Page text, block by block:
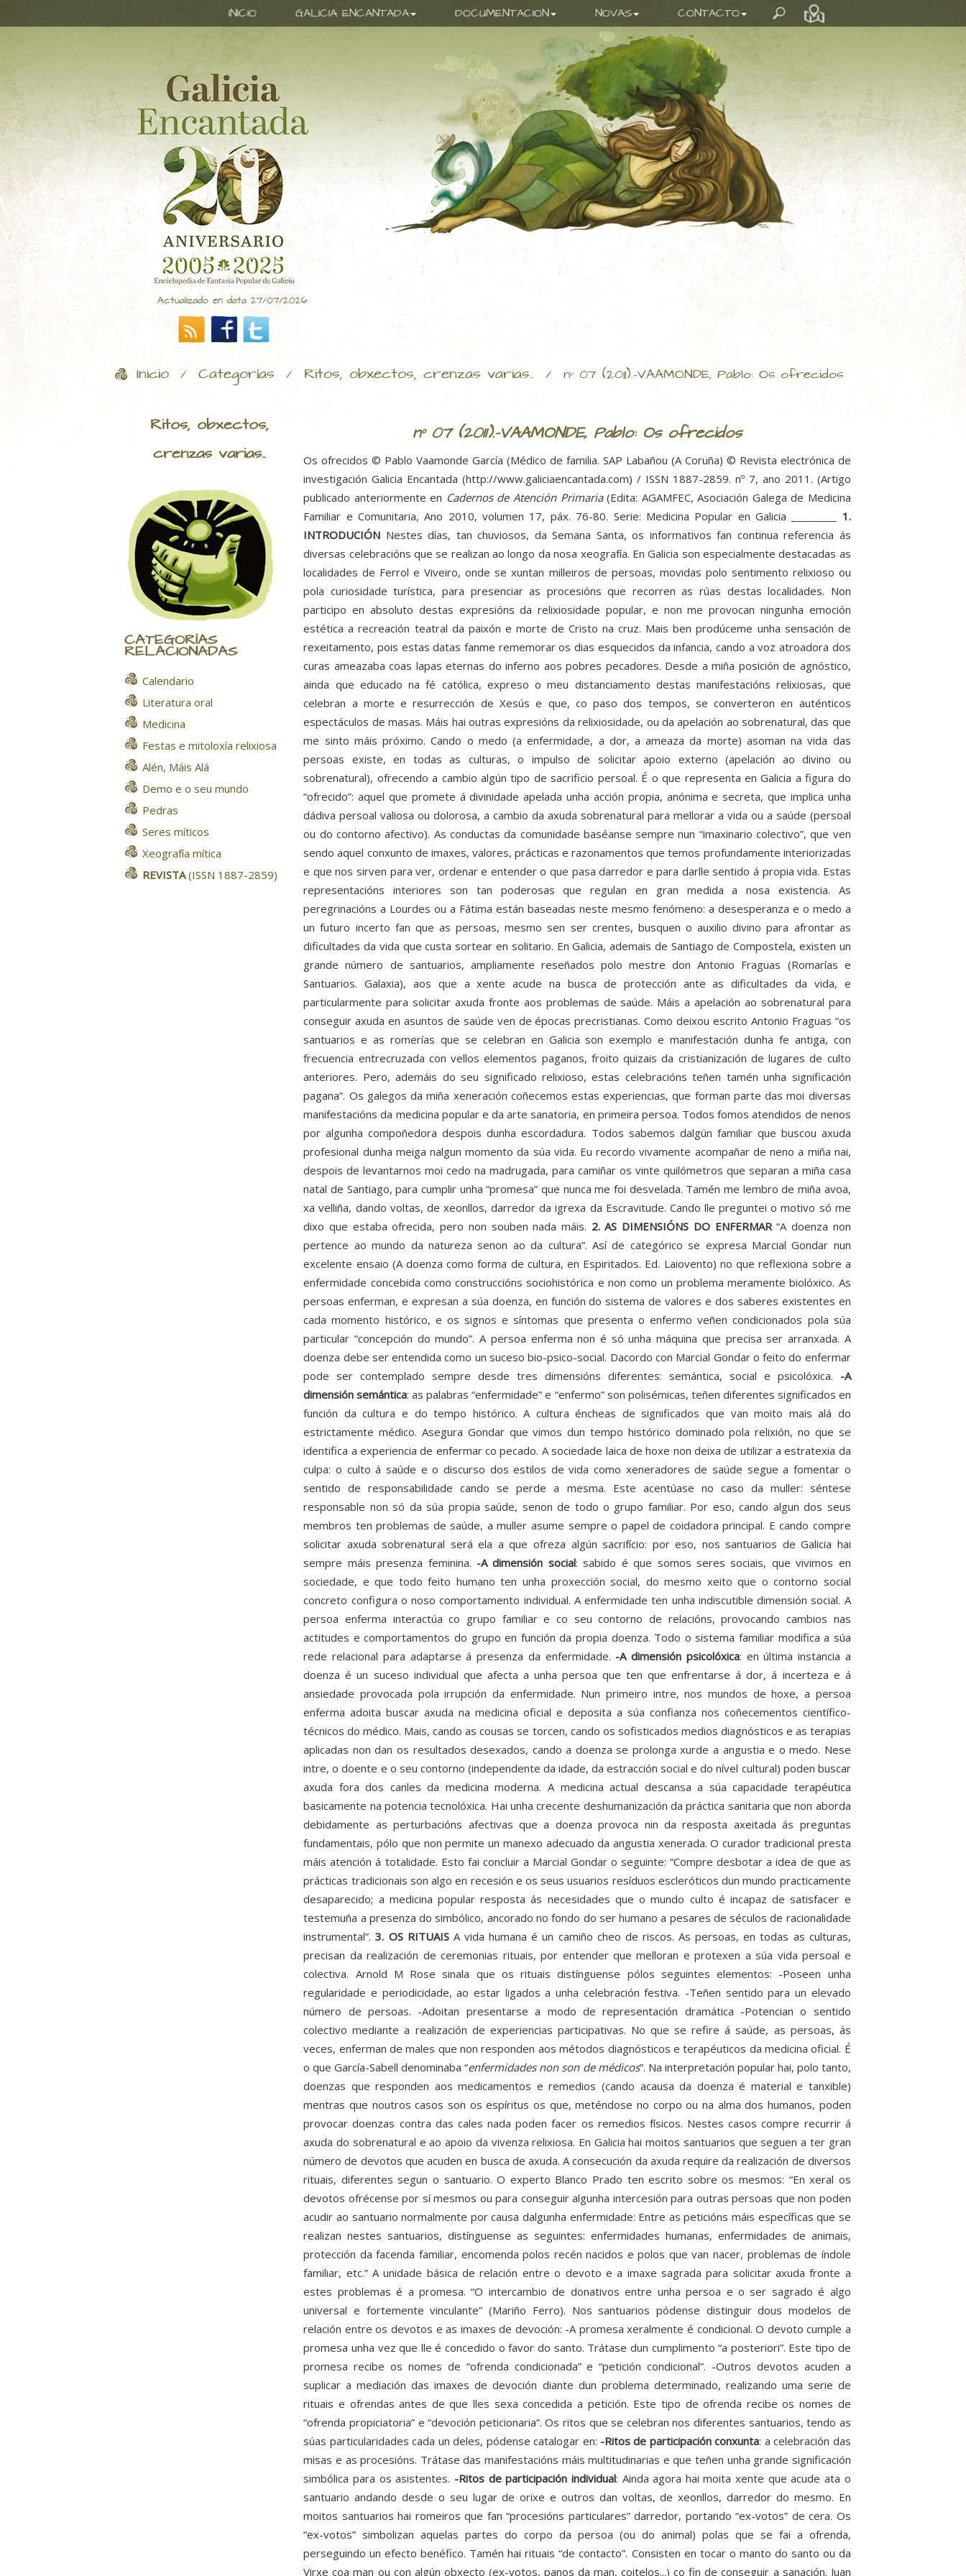
INICIO GALICIA ENCANTADA DOCUMENTACION NOVAS CONTACTO
Actualizado en data 27/07/2026
Inicio / Categorías / Ritos, obxectos, crenzas varias.. / nº 07 (2011).-VAAMONDE, Pablo: Os ofrecidos
Ritos, obxectos,
crenzas varias..
CATEGORÍAS
RELACIONADAS
Calendario
Literatura oral
Medicina
Festas e mitoloxía relixiosa
Alén, Máis Alá
Demo e o seu mundo
Pedras
Seres míticos
Xeografía mítica
REVISTA(ISSN 1887-2859)
nº 07 (2011).-VAAMONDE, Pablo: Os ofrecidos
Os ofrecidos © Pablo Vaamonde García (Médico de familia. SAP Labañou (A Coruña) © Revista electrónica de
investigación Galicia Encantada (http://www.galiciaencantada.com) / ISSN 1887-2859. nº 7, ano 2011. (Artigo
publicado anteriormente en Cadernos de Atención Primaria(Edita: AGAMFEC, Asociación Galega de Medicina
Familiar e Comunitaria, Ano 2010, volumen 17, páx. 76-80. Serie: Medicina Popular en Galicia _________ 1.
INTRODUCIÓN Nestes días, tan chuviosos, da Semana Santa, os informativos fan continua referencia ás
diversas celebracións que se realizan ao longo da nosa xeografía. En Galicia son especialmente destacadas as
localidades de Ferrol e Viveiro, onde se xuntan milleiros de persoas, movidas polo sentimento relixioso ou
pola curiosidade turística, para presenciar as procesións que recorren as rúas destas localidades. Non
participo en absoluto destas expresións da relixiosidade popular, e non me provocan ningunha emoción
estética a recreación teatral da paixón e morte de Cristo na cruz. Mais ben prodúceme unha sensación de
rexeitamento, pois estas datas fanme rememorar os dias esquecidos da infancia, cando a voz atroadora dos
curas ameazaba coas lapas eternas do inferno aos pobres pecadores. Desde a miña posición de agnóstico,
ainda que educado na fé católica, expreso o meu distanciamento destas manifestacións relixiosas, que
celebran a morte e resurrección de Xesús e que, co paso dos tempos, se converteron en auténticos
espectáculos de masas. Máis hai outras expresións da relixiosidade, ou da apelación ao sobrenatural, das que
me sinto máis próximo. Cando o medo (a enfermidade, a dor, a ameaza da morte) asoman na vida das
persoas existe, en todas as culturas, o impulso de solicitar apoio externo (apelación ao divino ou
sobrenatural), ofrecendo a cambio algún tipo de sacrificio persoal. É o que representa en Galicia a figura do
“ofrecido”: aquel que promete á divinidade apelada unha acción propia, anónima e secreta, que implica unha
dádiva persoal valiosa ou dolorosa, a cambio da axuda sobrenatural para mellorar a vida ou a saúde (persoal
ou do contorno afectivo). As conductas da comunidade baséanse sempre nun “imaxinario colectivo”, que ven
sendo aquel conxunto de imaxes, valores, prácticas e razonamentos que temos profundamente interiorizadas
e que nos sirven para ver, ordenar e entender o que pasa darredor e para darlle sentido á propia vida. Estas
representacións interiores son tan poderosas que regulan en gran medida a nosa existencia. As
peregrinacións a Lourdes ou a Fátima están baseadas neste mesmo fenómeno: a desesperanza e o medo a
un futuro incerto fan que as persoas, mesmo sen ser crentes, busquen o auxilio divino para afrontar as
dificultades da vida que custa sortear en solitario. En Galicia, ademais de Santiago de Compostela, existen un
grande número de santuarios, ampliamente reseñados polo mestre don Antonio Fraguas (Romarías e
Santuarios. Galaxia), aos que a xente acude na busca de protección ante as dificultades da vida, e
particularmente para solicitar axuda fronte aos problemas de saúde. Máis a apelación ao sobrenatural para
conseguir axuda en asuntos de saúde ven de épocas precristianas. Como deixou escrito Antonio Fraguas “os
santuarios e as romerías que se celebran en Galicia son exemplo e manifestación dunha fe antiga, con
frecuencia entrecruzada con vellos elementos paganos, froito quizais da cristianización de lugares de culto
anteriores. Pero, ademáis do seu significado relixioso, estas celebracións teñen tamén unha significación
pagana”. Os galegos da miña xeneración coñecemos estas experiencias, que forman parte das moi diversas
manifestacións da medicina popular e da arte sanatoria, en primeira persoa. Todos fomos atendidos de nenos
por algunha compoñedora despois dunha escordadura. Todos sabemos dalgún familiar que buscou axuda
profesional dunha meiga nalgun momento da súa vida. Eu recordo vivamente acompañar de neno a miña nai,
despois de levantarnos moi cedo na madrugada, para camiñar os vinte quilómetros que separan a miña casa
natal de Santiago, para cumplir unha “promesa” que nunca me foi desvelada. Tamén me lembro de miña avoa,
xa velliña, dando voltas, de xeonllos, darredor da igrexa da Escravitude. Cando lle preguntei o motivo só me
dixo que estaba ofrecida, pero non souben nada máis. 2. AS DIMENSIÓNS DO ENFERMAR“A doenza non
pertence ao mundo da natureza senon ao da cultura”. Así de categórico se expresa Marcial Gondar nun
excelente ensaio (A doenza como forma de cultura, en Espiritados. Ed. Laiovento) no que reflexiona sobre a
enfermidade concebida como construccións sociohistórica e non como un problema meramente biolóxico. As
persoas enferman, e expresan a súa doenza, en función do sistema de valores e dos saberes existentes en
cada momento histórico, e os signos e síntomas que presenta o enfermo veñen condicionados pola súa
particular “concepción do mundo”. A persoa enferma non é só unha máquina que precisa ser arranxada. A
doenza debe ser entendida como un suceso bio-psico-social. Dacordo con Marcial Gondar o feito do enfermar
pode ser contemplado sempre desde tres dimensións diferentes: semántica, social e psicolóxica. -A
dimensión semántica: as palabras “enfermidade” e “enfermo” son polisémicas, teñen diferentes significados en
función da cultura e do tempo histórico. A cultura éncheas de significados que van moito mais alá do
estrictamente médico. Asegura Gondar que vimos dun tempo histórico dominado pola relixión, no que se
identifica a experiencia de enfermar co pecado. A sociedade laica de hoxe non deixa de utilizar a estratexia da
culpa: o culto á saúde e o discurso dos estilos de vida como xeneradores de saúde segue a fomentar o
sentido de responsabilidade cando se perde a mesma. Este acentúase no caso da muller: séntese
responsable non só da súa propia saúde, senon de todo o grupo familiar. Por eso, cando algun dos seus
membros ten problemas de saúde, a muller asume sempre o papel de coidadora principal. E cando compre
solicitar axuda sobrenatural será ela a que ofreza algún sacrifício: por eso, nos santuarios de Galicia hai
sempre máis presenza feminina. -A dimensión social: sabido é que somos seres sociais, que vivimos en
sociedade, e que todo feito humano ten unha proxección social, do mesmo xeito que o contorno social
concreto configura o noso comportamento individual. A enfermidade ten unha indiscutible dimensión social. A
persoa enferma interactúa co grupo familiar e co seu contorno de relacións, provocando cambios nas
actitudes e comportamentos do grupo en función da propia doenza. Todo o sistema familiar modifica a súa
rede relacional para adaptarse á presenza da enfermidade. -A dimensión psicolóxica: en última instancia a
doenza é un suceso individual que afecta a unha persoa que ten que enfrentarse á dor, á incerteza e á
ansiedade provocada pola irrupción da enfermidade. Nun primeiro intre, nos mundos de hoxe, a persoa
enferma adoita buscar axuda na medicina oficial e deposita a súa confianza nos coñecementos científico-
técnicos do médico. Mais, cando as cousas se torcen, cando os sofisticados medios diagnósticos e as terapias
aplicadas non dan os resultados desexados, cando a doenza se prolonga xurde a angustia e o medo. Nese
intre, o doente e o seu contorno (independente da idade, da estracción social e do nível cultural) poden buscar
axuda fora dos canles da medicina moderna. A medicina actual descansa a súa capacidade terapéutica
basicamente na potencia tecnolóxica. Hai unha crecente deshumanización da práctica sanitaria que non aborda
debidamente as perturbacións afectivas que a doenza provoca nin da resposta axeitada ás preguntas
fundamentais, pólo que non permite un manexo adecuado da angustia xenerada. O curador tradicional presta
máis atención á totalidade. Esto fai concluir a Marcial Gondar o seguinte: “Compre desbotar a idea de que as
prácticas tradicionais son algo en recesión e os seus usuarios resíduos escleróticos dun mundo practicamente
desaparecido; a medicina popular resposta ás necesidades que o mundo culto é incapaz de satisfacer e
testemuña a presenza do simbólico, ancorado no fondo do ser humano a pesares de séculos de racionalidade
instrumental”.3. OS RITUAISA vida humana é un camiño cheo de riscos. As persoas, en todas as culturas,
precisan da realización de ceremonias rituais, por entender que melloran e protexen a súa vida persoal e
colectiva. Arnold M Rose sinala que os rituais distínguense pólos seguintes elementos: -Poseen unha
regularidade e periodicidade, ao estar ligados a unha celebración festiva. -Teñen sentido para un elevado
número de persoas. -Adoitan presentarse a modo de representación dramática -Potencian o sentido
colectivo mediante a realización de experiencias participativas. No que se refire á saúde, as persoas, ás
veces, enferman de males que non responden aos métodos diagnósticos e terapéuticos da medicina oficial. É
o que García-Sabell denominaba “enfermidades non son de médicos”. Na interpretación popular hai, polo tanto,
doenzas que responden aos medicamentos e remedios (cando acausa da doenza é material e tanxible)
mentras que noutros casos son os espíritus os que, meténdose no corpo ou na alma dos humanos, poden
provocar doenzas contra das cales nada poden facer os remedios físicos. Nestes casos compre recurrir á
axuda do sobrenatural e ao apoio da vivenza relixiosa. En Galicia hai moitos santuarios que seguen a ter gran
número de devotos que acuden en busca de axuda. A consecución da axuda require da realización de diversos
rituais, diferentes segun o santuario. O experto Blanco Prado ten escrito sobre os mesmos: “En xeral os
devotos ofrécense por sí mesmos ou para conseguir algunha intercesión para outras persoas que non poden
acudir ao santuario normalmente por causa dalgunha enfermidade: Entre as peticións máis específicas que se
realizan nestes santuarios, distínguense as seguintes: enfermidades humanas, enfermidades de animais,
protección da facenda familiar, encomenda polos recén nacidos e polos que van nacer, problemas de índole
familiar, etc.” A unidade básica de relación entre o devoto e a imaxe sagrada para solicitar axuda fronte a
estes problemas é a promesa. “O intercambio de donativos entre unha persoa e o ser sagrado é algo
universal e fortemente vinculante” (Mariño Ferro). Nos santuarios pódense distinguir dous modelos de
relación entre os devotos e as imaxes de devoción: -A promesa xeralmente é condicional. O devoto cumple a
promesa unha vez que lle é concedido o favor do santo. Trátase dun cumplimento “a posteriori”. Este tipo de
promesa recibe os nomes de “ofrenda condicionada” e “petición condicional”. -Outros devotos acuden a
suplicar a mediación das imaxes de devoción diante dun problema determinado, realizando uma serie de
rituais e ofrendas antes de que lles sexa concedida a petición. Este tipo de ofrenda recibe os nomes de
“ofrenda propiciatoria” e “devoción peticionaria”. Os ritos que se celebran nos diferentes santuarios, tendo as
súas particularidades cada un deles, pódense catalogar en: -Ritos de participación conxunta: a celebración das
misas e as procesións. Trátase das manifestacións máis multitudinarias e que teñen unha grande significación
simbólica para os asistentes. -Ritos de participación individual: Ainda agora hai moita xente que acude ata o
santuario andando desde o seu lugar de orixe e outros dan voltas, de xeonllos, darredor do mesmo. En
moitos santuarios hai romeiros que fan “procesións particulares” darredor, portando “ex-votos” de cera. Os
“ex-votos” simbolizan aquelas partes do corpo da persoa (ou do animal) polas que se fai a ofrenda,
perseguindo un efecto benéfico. Tamén hai rituais “de contacto”. Consisten en tocar o manto do santo ou da
Virxe coa man ou con algún obxecto (ex-votos, panos da man, coitelos...) co fin de conseguir a sanación. Juan